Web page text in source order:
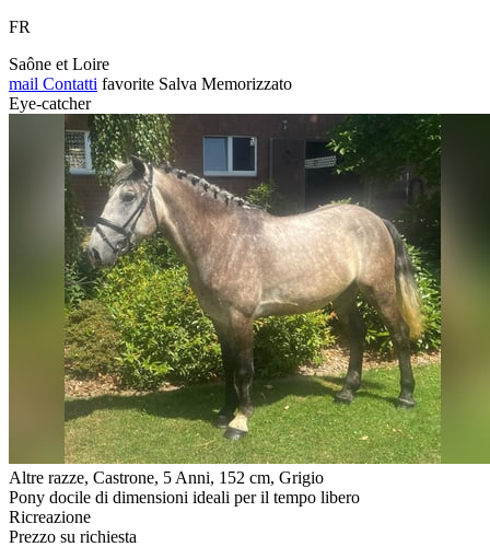
FR
Saône et Loire
mail Contatti favorite Salva Memorizzato
Eye-catcher
Altre razze, Castrone, 5 Anni, 152 cm, Grigio
Pony docile di dimensioni ideali per il tempo libero
Ricreazione
Prezzo su richiesta